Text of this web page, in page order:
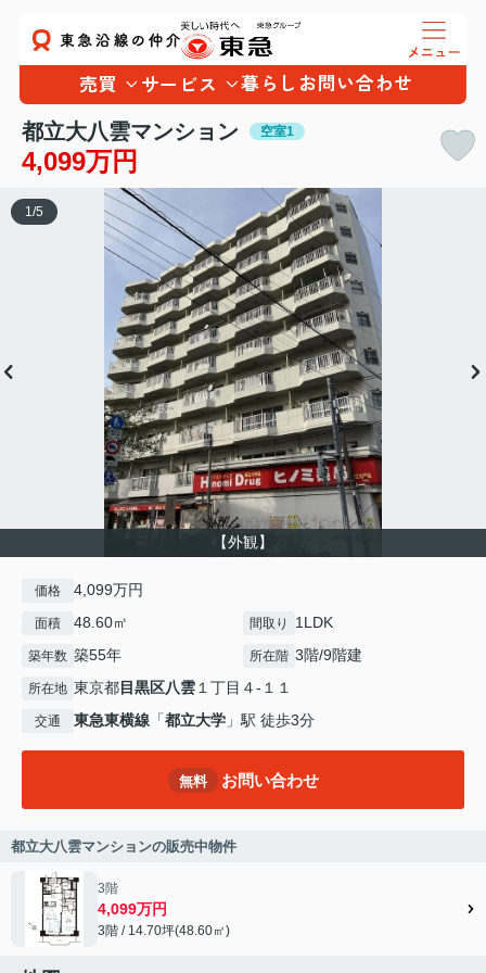
売買 サービス 暮らし お問い合わせ
都立大八雲マンション 空室1
4,099万円
【外観】
1 /5
価格 4,099万円
面積 48.60㎡ 間取り 1LDK
築年数 築55年 所在階 3階/9階建
所在地 東京都目黒区八雲 １丁目４-１１
交通 東急東横線 「都立大学 」駅 徒歩3分
無料 お問い合わせ
都立大八雲マンションの販売中物件
3階
4,099万円
3階 / 14.70坪(48.60㎡)